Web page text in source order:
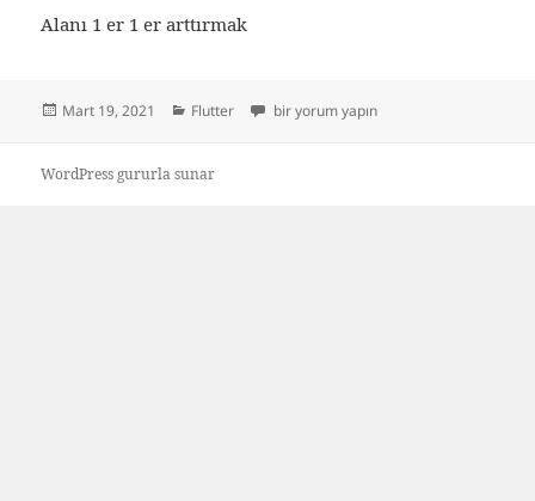
Alanı 1 er 1 er arttırmak
Yayın
Mart 19, 2021 Kategoriler
Flutter Flutter – 1 sürüm kodunuz zaten
bir yorum yapın
WordPress gururla sunar